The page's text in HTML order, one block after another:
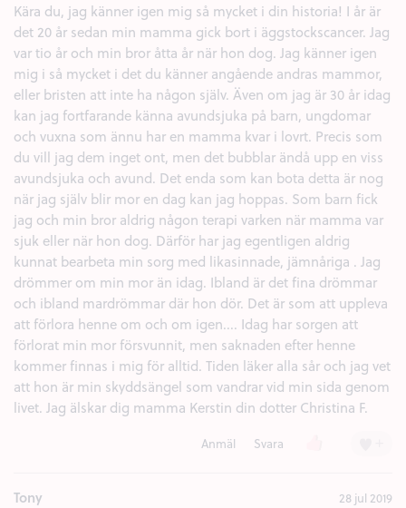
Kära du, jag känner igen mig så mycket i din historia! I år är
det 20 år sedan min mamma gick bort i äggstockscancer. Jag
var tio år och min bror åtta år när hon dog. Jag känner igen
mig i så mycket i det du känner angående andras mammor,
eller bristen att inte ha någon själv. Även om jag är 30 år idag
kan jag fortfarande känna avundsjuka på barn, ungdomar
och vuxna som ännu har en mamma kvar i lovrt. Precis som
du vill jag dem inget ont, men det bubblar ändå upp en viss
avundsjuka och avund. Det enda som kan bota detta är nog
när jag själv blir mor en dag kan jag hoppas. Som barn fick
jag och min bror aldrig någon terapi varken när mamma var
sjuk eller när hon dog. Därför har jag egentligen aldrig
kunnat bearbeta min sorg med likasinnade, jämnåriga . Jag
drömmer om min mor än idag. Ibland är det fina drömmar
och ibland mardrömmar där hon dör. Det är som att uppleva
att förlora henne om och om igen.... Idag har sorgen att
förlorat min mor försvunnit, men saknaden efter henne
kommer finnas i mig för alltid. Tiden läker alla sår och jag vet
att hon är min skyddsängel som vandrar vid min sida genom
livet. Jag älskar dig mamma Kerstin din dotter Christina F.
Anmäl Svara
Tony 28 jul 2019